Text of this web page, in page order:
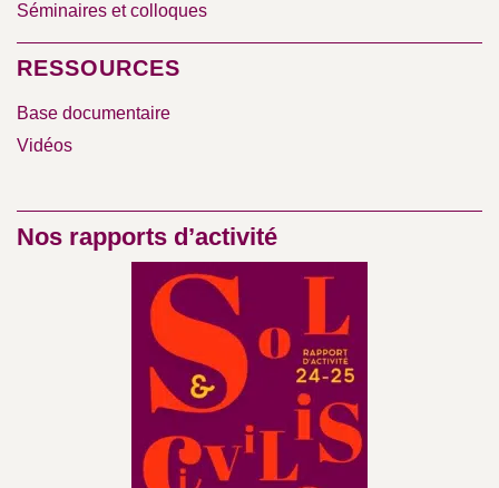
Séminaires et colloques
RESSOURCES
Base documentaire
Vidéos
Nos rapports d’activité